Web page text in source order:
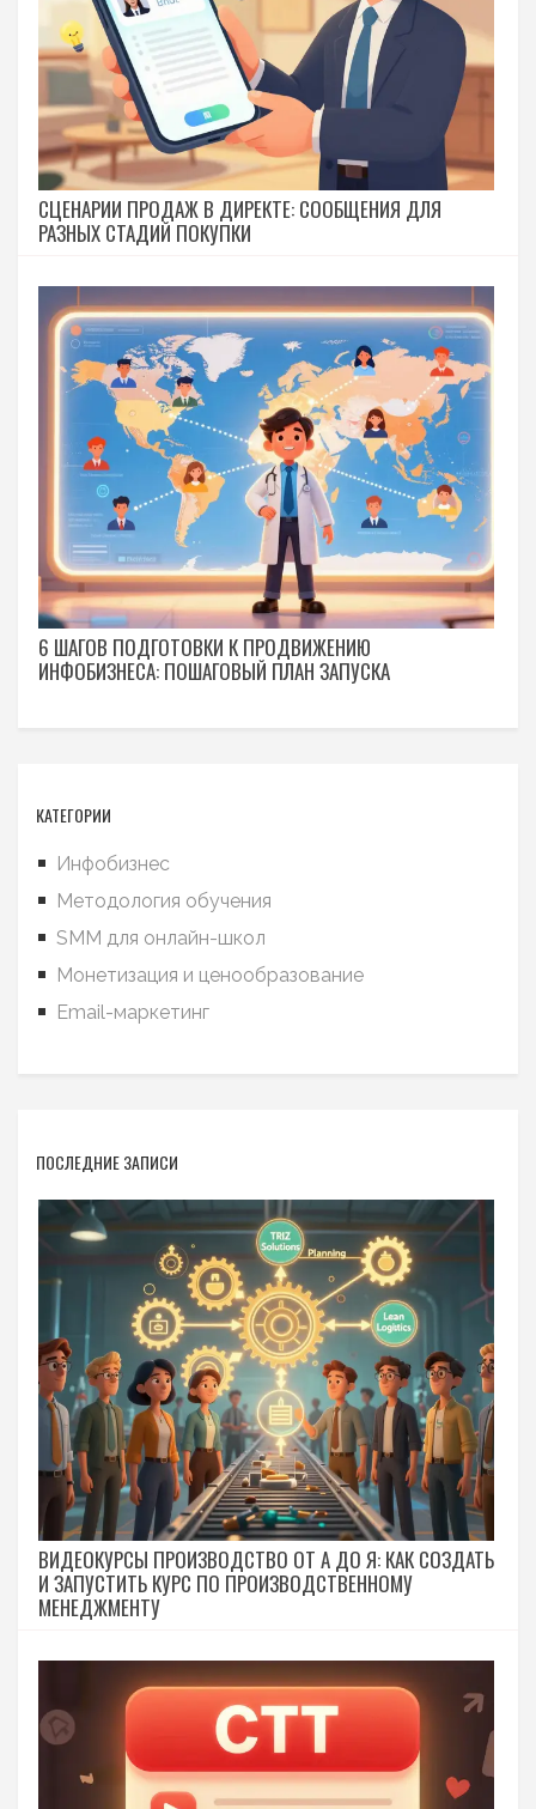
СЦЕНАРИИ ПРОДАЖ В ДИРЕКТЕ: СООБЩЕНИЯ ДЛЯ
РАЗНЫХ СТАДИЙ ПОКУПКИ
6 ШАГОВ ПОДГОТОВКИ К ПРОДВИЖЕНИЮ
ИНФОБИЗНЕСА: ПОШАГОВЫЙ ПЛАН ЗАПУСКА
КАТЕГОРИИ
Инфобизнес
Методология обучения
SMM для онлайн-школ
Монетизация и ценообразование
Email-маркетинг
ПОСЛЕДНИЕ ЗАПИСИ
ВИДЕОКУРСЫ ПРОИЗВОДСТВО ОТ А ДО Я: КАК СОЗДАТЬ
И ЗАПУСТИТЬ КУРС ПО ПРОИЗВОДСТВЕННОМУ
МЕНЕДЖМЕНТУ